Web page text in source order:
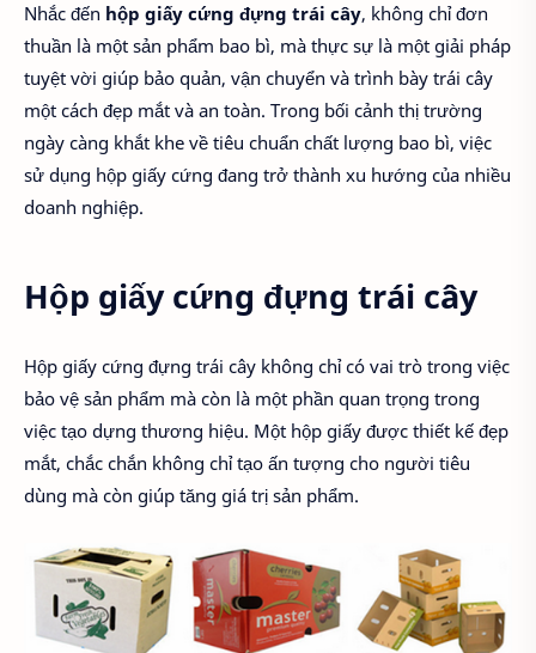
Nhắc đến hộp giấy cứng đựng trái cây, không chỉ đơn
thuần là một sản phẩm bao bì, mà thực sự là một giải pháp
tuyệt vời giúp bảo quản, vận chuyển và trình bày trái cây
một cách đẹp mắt và an toàn. Trong bối cảnh thị trường
ngày càng khắt khe về tiêu chuẩn chất lượng bao bì, việc
sử dụng hộp giấy cứng đang trở thành xu hướng của nhiều
doanh nghiệp.
Hộp giấy cứng đựng trái cây
Hộp giấy cứng đựng trái cây không chỉ có vai trò trong việc
bảo vệ sản phẩm mà còn là một phần quan trọng trong
việc tạo dựng thương hiệu. Một hộp giấy được thiết kế đẹp
mắt, chắc chắn không chỉ tạo ấn tượng cho người tiêu
dùng mà còn giúp tăng giá trị sản phẩm.